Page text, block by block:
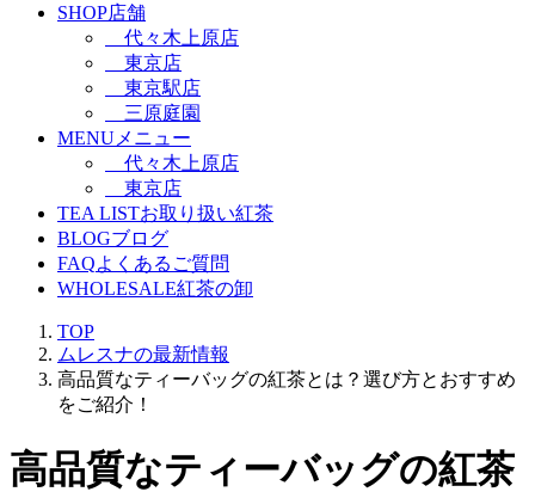
SHOP店舗
代々木上原店
東京店
東京駅店
三原庭園
MENUメニュー
代々木上原店
東京店
TEA LISTお取り扱い紅茶
BLOGブログ
FAQよくあるご質問
WHOLESALE紅茶の卸
TOP
ムレスナの最新情報
高品質なティーバッグの紅茶とは？選び方とおすすめ
をご紹介！
高品質なティーバッグの紅茶